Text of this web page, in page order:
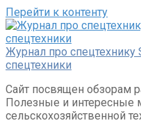
Перейти к контенту
Журнал про спецтехнику
спецтехники
Сайт посвящен обзорам
Полезные и интересные
сельскохозяйственной